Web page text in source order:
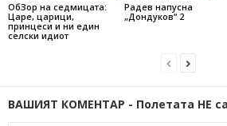
ОбЗор на седмицата:
Царе, царици,
принцеси и ни един
селски идиот
Радев напусна
„Дондуков“ 2
ВАШИЯТ КОМЕНТАР - Полетата НЕ